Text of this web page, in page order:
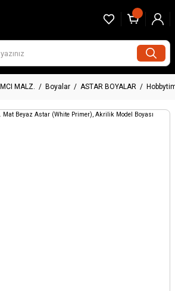
MALZ. Boyalar ASTAR BOYALAR